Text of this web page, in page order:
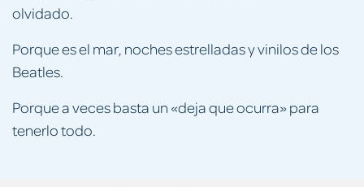
olvidado.
Porque es el mar, noches estrelladas y vinilos de los
Beatles.
Porque a veces basta un «deja que ocurra» para
tenerlo todo.